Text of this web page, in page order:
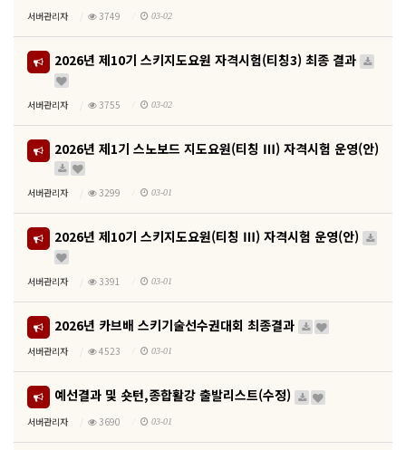
서버관리자 3749 03-02
2026년 제10기 스키지도요원 자격시험(티칭3) 최종 결과
서버관리자 3755 03-02
2026년 제1기 스노보드 지도요원(티칭 Ⅲ) 자격시험 운영(안)
서버관리자 3299 03-01
2026년 제10기 스키지도요원(티칭 Ⅲ) 자격시험 운영(안)
서버관리자 3391 03-01
2026년 카브배 스키기술선수권대회 최종결과
서버관리자 4523 03-01
예선결과 및 숏턴,종합활강 출발리스트(수정)
서버관리자 3690 03-01